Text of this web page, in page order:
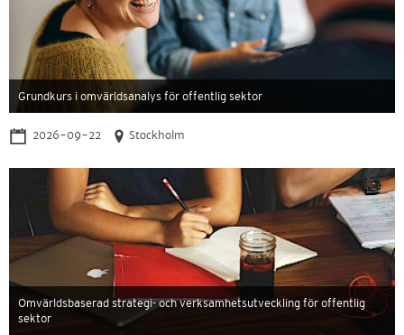
Grundkurs i omvärldsanalys för offentlig sektor
2026-09-22 Stockholm
Omvärldsbaserad strategi- och verksamhetsutveckling för offentlig
sektor